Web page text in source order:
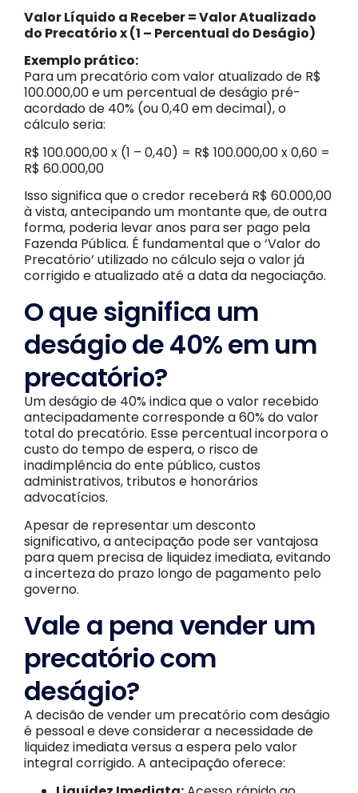
Valor Líquido a Receber = Valor Atualizado
do Precatório x (1 – Percentual do Deságio)
Exemplo prático:
Para um precatório com valor atualizado de R$
100.000,00 e um percentual de deságio pré-
acordado de 40% (ou 0,40 em decimal), o
cálculo seria:
R$ 100.000,00 x (1 – 0,40) = R$ 100.000,00 x 0,60 =
R$ 60.000,00
Isso significa que o credor receberá R$ 60.000,00
à vista, antecipando um montante que, de outra
forma, poderia levar anos para ser pago pela
Fazenda Pública. É fundamental que o ‘Valor do
Precatório’ utilizado no cálculo seja o valor já
corrigido e atualizado até a data da negociação.
O que significa um
deságio de 40% em um
precatório?
Um deságio de 40% indica que o valor recebido
antecipadamente corresponde a 60% do valor
total do precatório. Esse percentual incorpora o
custo do tempo de espera, o risco de
inadimplência do ente público, custos
administrativos, tributos e honorários
advocatícios.
Apesar de representar um desconto
significativo, a antecipação pode ser vantajosa
para quem precisa de liquidez imediata, evitando
a incerteza do prazo longo de pagamento pelo
governo.
Vale a pena vender um
precatório com
deságio?
A decisão de vender um precatório com deságio
é pessoal e deve considerar a necessidade de
liquidez imediata versus a espera pelo valor
integral corrigido. A antecipação oferece: